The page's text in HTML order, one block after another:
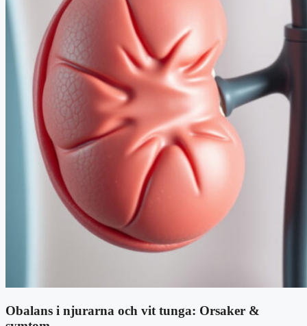
Obalans i njurarna och vit tunga: Orsaker &